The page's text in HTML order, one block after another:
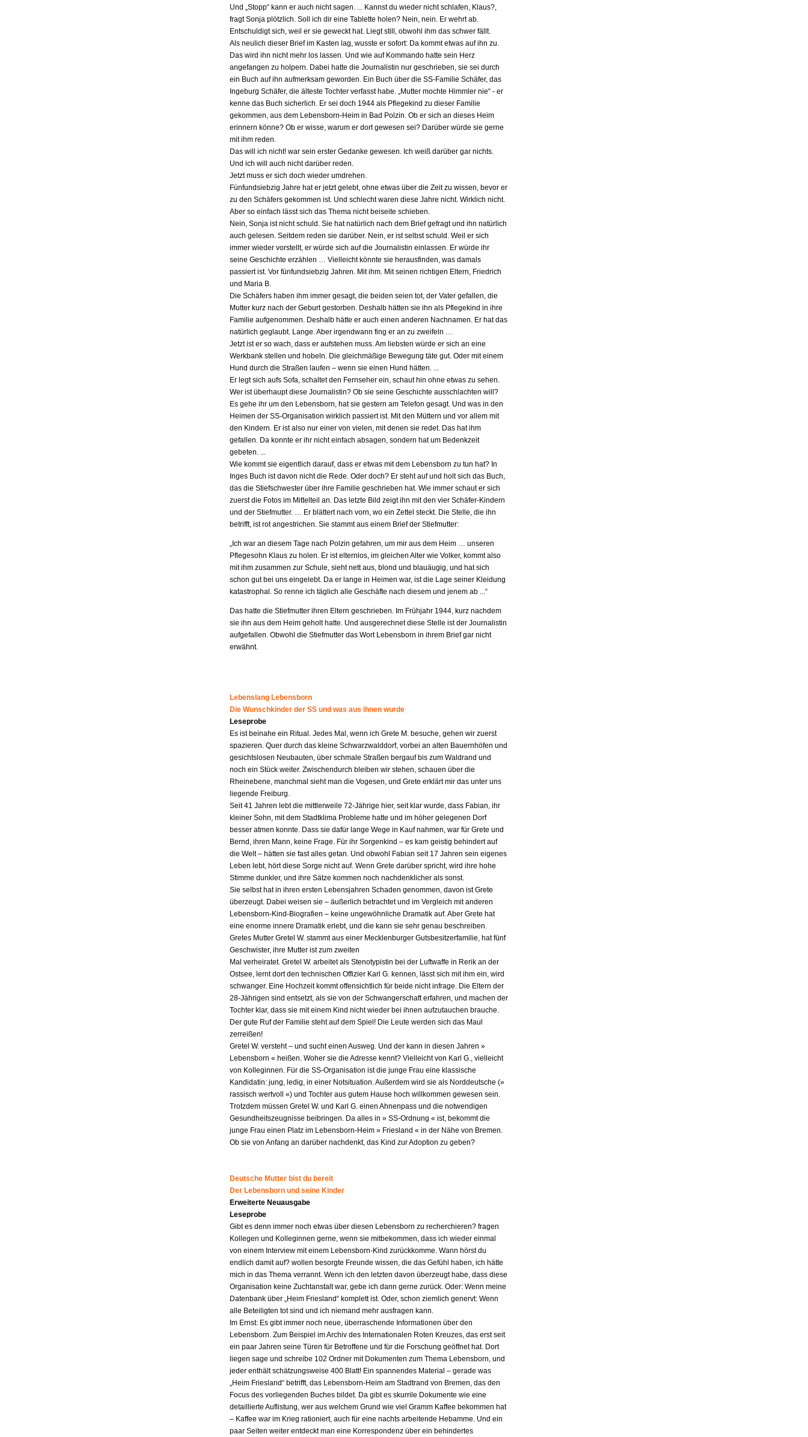
Und „Stopp“ kann er auch nicht sagen. ... Kannst du wieder nicht schlafen, Klaus?,
fragt Sonja plötzlich. Soll ich dir eine Tablette holen? Nein, nein. Er wehrt ab.
Entschuldigt sich, weil er sie geweckt hat. Liegt still, obwohl ihm das schwer fällt.
Als neulich dieser Brief im Kasten lag, wusste er sofort: Da kommt etwas auf ihn zu.
Das wird ihn nicht mehr los lassen. Und wie auf Kommando hatte sein Herz
angefangen zu holpern. Dabei hatte die Journalistin nur geschrieben, sie sei durch
ein Buch auf ihn aufmerksam geworden. Ein Buch über die SS-Familie Schäfer, das
Ingeburg Schäfer, die älteste Tochter verfasst habe. „Mutter mochte Himmler nie“ - er
kenne das Buch sicherlich. Er sei doch 1944 als Pflegekind zu dieser Familie
gekommen, aus dem Lebensborn-Heim in Bad Polzin. Ob er sich an dieses Heim
erinnern könne? Ob er wisse, warum er dort gewesen sei? Darüber würde sie gerne
mit ihm reden.
Das will ich nicht! war sein erster Gedanke gewesen. Ich weiß darüber gar nichts.
Und ich will auch nicht darüber reden.
Jetzt muss er sich doch wieder umdrehen.
Fünfundsiebzig Jahre hat er jetzt gelebt, ohne etwas über die Zeit zu wissen, bevor er
zu den Schäfers gekommen ist. Und schlecht waren diese Jahre nicht. Wirklich nicht.
Aber so einfach lässt sich das Thema nicht beiseite schieben.
Nein, Sonja ist nicht schuld. Sie hat natürlich nach dem Brief gefragt und ihn natürlich
auch gelesen. Seitdem reden sie darüber. Nein, er ist selbst schuld. Weil er sich
immer wieder vorstellt, er würde sich auf die Journalistin einlassen. Er würde ihr
seine Geschichte erzählen … Vielleicht könnte sie herausfinden, was damals
passiert ist. Vor fünfundsiebzig Jahren. Mit ihm. Mit seinen richtigen Eltern, Friedrich
und Maria B.
Die Schäfers haben ihm immer gesagt, die beiden seien tot, der Vater gefallen, die
Mutter kurz nach der Geburt gestorben. Deshalb hätten sie ihn als Pflegekind in ihre
Familie aufgenommen. Deshalb hätte er auch einen anderen Nachnamen. Er hat das
natürlich geglaubt. Lange. Aber irgendwann fing er an zu zweifeln …
Jetzt ist er so wach, dass er aufstehen muss. Am liebsten würde er sich an eine
Werkbank stellen und hobeln. Die gleichmäßige Bewegung täte gut. Oder mit einem
Hund durch die Straßen laufen – wenn sie einen Hund hätten. ...
Er legt sich aufs Sofa, schaltet den Fernseher ein, schaut hin ohne etwas zu sehen.
Wer ist überhaupt diese Journalistin? Ob sie seine Geschichte ausschlachten will?
Es gehe ihr um den Lebensborn, hat sie gestern am Telefon gesagt. Und was in den
Heimen der SS-Organisation wirklich passiert ist. Mit den Müttern und vor allem mit
den Kindern. Er ist also nur einer von vielen, mit denen sie redet. Das hat ihm
gefallen. Da konnte er ihr nicht einfach absagen, sondern hat um Bedenkzeit
gebeten. ...
Wie kommt sie eigentlich darauf, dass er etwas mit dem Lebensborn zu tun hat? In
Inges Buch ist davon nicht die Rede. Oder doch? Er steht auf und holt sich das Buch,
das die Stiefschwester über ihre Familie geschrieben hat. Wie immer schaut er sich
zuerst die Fotos im Mittelteil an. Das letzte Bild zeigt ihn mit den vier Schäfer-Kindern
und der Stiefmutter. … Er blättert nach vorn, wo ein Zettel steckt. Die Stelle, die ihn
betrifft, ist rot angestrichen. Sie stammt aus einem Brief der Stiefmutter:
„Ich war an diesem Tage nach Polzin gefahren, um mir aus dem Heim … unseren
Pflegesohn Klaus zu holen. Er ist elternlos, im gleichen Alter wie Volker, kommt also
mit ihm zusammen zur Schule, sieht nett aus, blond und blauäugig, und hat sich
schon gut bei uns eingelebt. Da er lange in Heimen war, ist die Lage seiner Kleidung
katastrophal. So renne ich täglich alle Geschäfte nach diesem und jenem ab ...“
Das hatte die Stiefmutter ihren Eltern geschrieben. Im Frühjahr 1944, kurz nachdem
sie ihn aus dem Heim geholt hatte. Und ausgerechnet diese Stelle ist der Journalistin
aufgefallen. Obwohl die Stiefmutter das Wort Lebensborn in ihrem Brief gar nicht
erwähnt.
Lebenslang Lebensborn
Die Wunschkinder der SS und was aus ihnen wurde
Leseprobe
Es ist beinahe ein Ritual. Jedes Mal, wenn ich Grete M. besuche, gehen wir zuerst
spazieren. Quer durch das kleine Schwarzwalddorf, vorbei an alten Bauernhöfen und
gesichtslosen Neubauten, über schmale Straßen bergauf bis zum Waldrand und
noch ein Stück weiter. Zwischendurch bleiben wir stehen, schauen über die
Rheinebene, manchmal sieht man die Vogesen, und Grete erklärt mir das unter uns
liegende Freiburg.
Seit 41 Jahren lebt die mittlerweile 72-Jährige hier, seit klar wurde, dass Fabian, ihr
kleiner Sohn, mit dem Stadtklima Probleme hatte und im höher gelegenen Dorf
besser atmen konnte. Dass sie dafür lange Wege in Kauf nahmen, war für Grete und
Bernd, ihren Mann, keine Frage. Für ihr Sorgenkind – es kam geistig behindert auf
die Welt – hätten sie fast alles getan. Und obwohl Fabian seit 17 Jahren sein eigenes
Leben lebt, hört diese Sorge nicht auf. Wenn Grete darüber spricht, wird ihre hohe
Stimme dunkler, und ihre Sätze kommen noch nachdenklicher als sonst.
Sie selbst hat in ihren ersten Lebensjahren Schaden genommen, davon ist Grete
überzeugt. Dabei weisen sie – äußerlich betrachtet und im Vergleich mit anderen
Lebensborn-Kind-Biografien – keine ungewöhnliche Dramatik auf. Aber Grete hat
eine enorme innere Dramatik erlebt, und die kann sie sehr genau beschreiben.
Gretes Mutter Gretel W. stammt aus einer Mecklenburger Gutsbesitzerfamilie, hat fünf
Geschwister, ihre Mutter ist zum zweiten
Mal verheiratet. Gretel W. arbeitet als Stenotypistin bei der Luftwaffe in Rerik an der
Ostsee, lernt dort den technischen Offizier Karl G. kennen, lässt sich mit ihm ein, wird
schwanger. Eine Hochzeit kommt offensichtlich für beide nicht infrage. Die Eltern der
28-Jährigen sind entsetzt, als sie von der Schwangerschaft erfahren, und machen der
Tochter klar, dass sie mit einem Kind nicht wieder bei ihnen aufzutauchen brauche.
Der gute Ruf der Familie steht auf dem Spiel! Die Leute werden sich das Maul
zerreißen!
Gretel W. versteht – und sucht einen Ausweg. Und der kann in diesen Jahren »
Lebensborn « heißen. Woher sie die Adresse kennt? Vielleicht von Karl G., vielleicht
von Kolleginnen. Für die SS-Organisation ist die junge Frau eine klassische
Kandidatin: jung, ledig, in einer Notsituation. Außerdem wird sie als Norddeutsche (»
rassisch wertvoll «) und Tochter aus gutem Hause hoch willkommen gewesen sein.
Trotzdem müssen Gretel W. und Karl G. einen Ahnenpass und die notwendigen
Gesundheitszeugnisse beibringen. Da alles in » SS-Ordnung « ist, bekommt die
junge Frau einen Platz im Lebensborn-Heim » Friesland « in der Nähe von Bremen.
Ob sie von Anfang an darüber nachdenkt, das Kind zur Adoption zu geben?
Deutsche Mutter bist du bereit
Der Lebensborn und seine Kinder
Erweiterte Neuausgabe
Leseprobe
Gibt es denn immer noch etwas über diesen Lebensborn zu recherchieren? fragen
Kollegen und Kolleginnen gerne, wenn sie mitbekommen, dass ich wieder einmal
von einem Interview mit einem Lebensborn-Kind zurückkomme. Wann hörst du
endlich damit auf? wollen besorgte Freunde wissen, die das Gefühl haben, ich hätte
mich in das Thema verrannt. Wenn ich den letzten davon überzeugt habe, dass diese
Organisation keine Zuchtanstalt war, gebe ich dann gerne zurück. Oder: Wenn meine
Datenbank über „Heim Friesland“ komplett ist. Oder, schon ziemlich genervt: Wenn
alle Beteiligten tot sind und ich niemand mehr ausfragen kann.
Im Ernst: Es gibt immer noch neue, überraschende Informationen über den
Lebensborn. Zum Beispiel im Archiv des Internationalen Roten Kreuzes, das erst seit
ein paar Jahren seine Türen für Betroffene und für die Forschung geöffnet hat. Dort
liegen sage und schreibe 102 Ordner mit Dokumenten zum Thema Lebensborn, und
jeder enthält schätzungsweise 400 Blatt! Ein spannendes Material – gerade was
„Heim Friesland“ betrifft, das Lebensborn-Heim am Stadtrand von Bremen, das den
Focus des vorliegenden Buches bildet. Da gibt es skurrile Dokumente wie eine
detaillierte Auflistung, wer aus welchem Grund wie viel Gramm Kaffee bekommen hat
– Kaffee war im Krieg rationiert, auch für eine nachts arbeitende Hebamme. Und ein
paar Seiten weiter entdeckt man eine Korrespondenz über ein behindertes